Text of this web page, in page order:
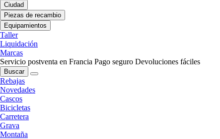
Ciudad
Piezas de recambio
Equipamientos
Taller
Liquidación
Marcas
Servicio postventa en Francia Pago seguro Devoluciones fáciles
Buscar
Rebajas
Novedades
Cascos
Bicicletas
Carretera
Grava
Montaña